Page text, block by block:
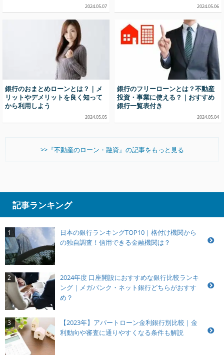
2024.05.07 2024.05.06
銀行のおまとめローンとは？｜メ
リットやデメリットを良く知って
から利用しよう
2024.05.05
銀行のフリーローンとは？不動産
投資・事業に使える？｜おすすめ
銀行一覧表付き
2024.05.04
>>『不動産のローン・融資』の記事をもっと見る
記事ランキング
1
日本の銀行ランキングTOP10｜格付け機関から
の独自調査！信用できる金融機関は？
2
2024年度 口座開設におすすめな銀行比較ランキ
ング｜メガバンク・ネット銀行どちらがおすす
め？
3
【2023年】アパートローン金利銀行別比較｜金
利動向や審査に通りやすくなる条件も解説